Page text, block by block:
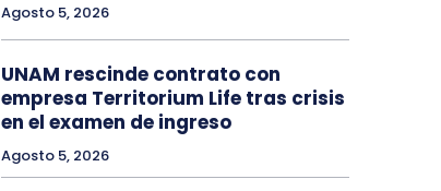
Agosto 5, 2026
UNAM rescinde contrato con
empresa Territorium Life tras crisis
en el examen de ingreso
Agosto 5, 2026